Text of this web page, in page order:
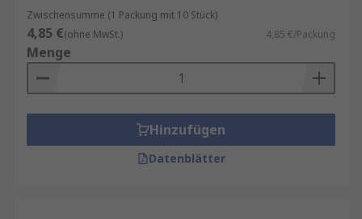
Zwischensumme (1 Packung mit 10 Stück)
4,85 €(ohne MwSt.) 4,85 €/Packung
Menge
Hinzufügen
Datenblätter